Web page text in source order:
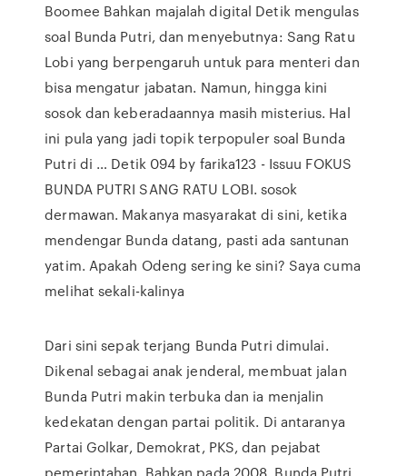
Boomee Bahkan majalah digital Detik mengulas
soal Bunda Putri, dan menyebutnya: Sang Ratu
Lobi yang berpengaruh untuk para menteri dan
bisa mengatur jabatan. Namun, hingga kini
sosok dan keberadaannya masih misterius. Hal
ini pula yang jadi topik terpopuler soal Bunda
Putri di … Detik 094 by farika123 - Issuu FOKUS
BUNDA PUTRI SANG RATU LOBI. sosok
dermawan. Makanya masyarakat di sini, ketika
mendengar Bunda datang, pasti ada santunan
yatim. Apakah Odeng sering ke sini? Saya cuma
melihat sekali-kalinya
Dari sini sepak terjang Bunda Putri dimulai.
Dikenal sebagai anak jenderal, membuat jalan
Bunda Putri makin terbuka dan ia menjalin
kedekatan dengan partai politik. Di antaranya
Partai Golkar, Demokrat, PKS, dan pejabat
pemerintahan. Bahkan pada 2008, Bunda Putri